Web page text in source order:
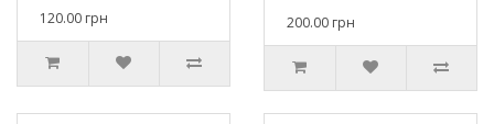
120.00 грн
200.00 грн